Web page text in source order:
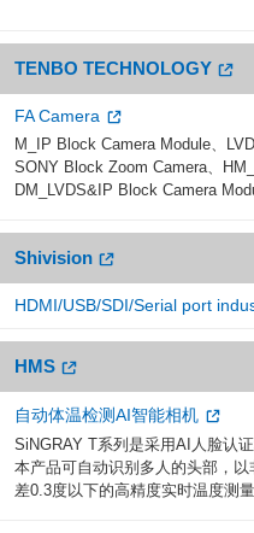
TENBO TECHNOLOGY
FA Camera
M_IP Block Camera Module、
SONY Block Zoom Camera、
DM_LVDS&IP Block Camera
Shivision
HDMI/USB/SDI/Serial port
HMS
自动体温检测AI智能相机
SiNGRAY T系列是采用AI人脸认
本产品可自动识别多人的头部，
差0.3度以下的高精度实时温度测量